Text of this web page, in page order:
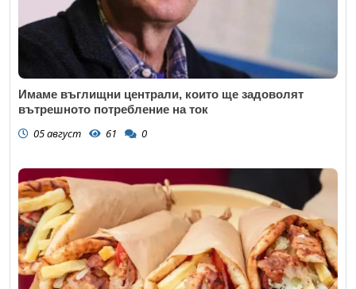
Имаме въглищни централи, които ще задоволят
вътрешното потребление на ток
05 август 61 0